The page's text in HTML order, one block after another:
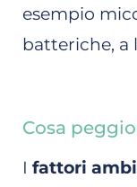
esempio
batteriche, a
Cosa
I fattori